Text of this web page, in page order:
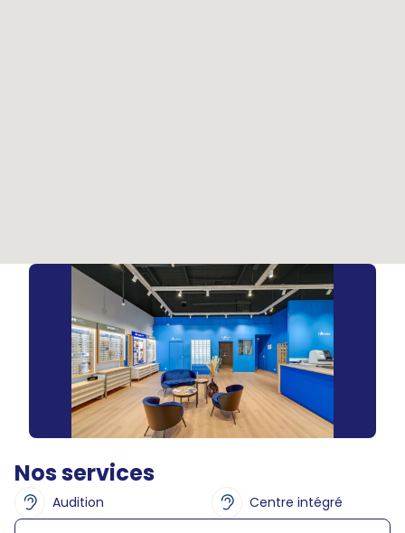
Nos services
Audition Centre intégré